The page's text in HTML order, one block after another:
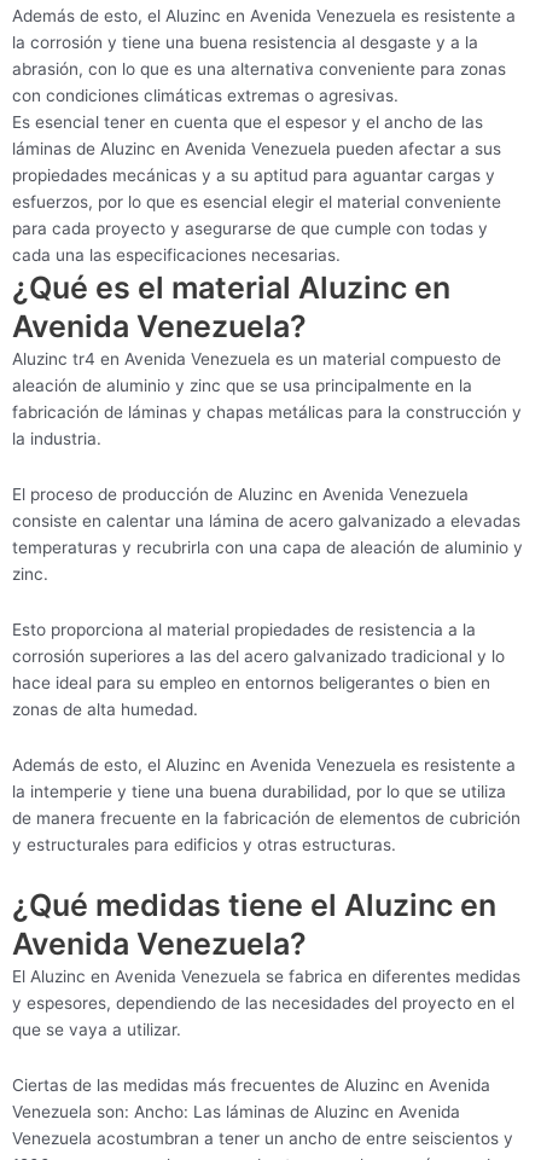
Además de esto, el Aluzinc en Avenida Venezuela es resistente a
la corrosión y tiene una buena resistencia al desgaste y a la
abrasión, con lo que es una alternativa conveniente para zonas
con condiciones climáticas extremas o agresivas.
Es esencial tener en cuenta que el espesor y el ancho de las
láminas de Aluzinc en Avenida Venezuela pueden afectar a sus
propiedades mecánicas y a su aptitud para aguantar cargas y
esfuerzos, por lo que es esencial elegir el material conveniente
para cada proyecto y asegurarse de que cumple con todas y
cada una las especificaciones necesarias.
¿Qué es el material Aluzinc en
Avenida Venezuela?
Aluzinc tr4 en Avenida Venezuela es un material compuesto de
aleación de aluminio y zinc que se usa principalmente en la
fabricación de láminas y chapas metálicas para la construcción y
la industria.
El proceso de producción de Aluzinc en Avenida Venezuela
consiste en calentar una lámina de acero galvanizado a elevadas
temperaturas y recubrirla con una capa de aleación de aluminio y
zinc.
Esto proporciona al material propiedades de resistencia a la
corrosión superiores a las del acero galvanizado tradicional y lo
hace ideal para su empleo en entornos beligerantes o bien en
zonas de alta humedad.
Además de esto, el Aluzinc en Avenida Venezuela es resistente a
la intemperie y tiene una buena durabilidad, por lo que se utiliza
de manera frecuente en la fabricación de elementos de cubrición
y estructurales para edificios y otras estructuras.
¿Qué medidas tiene el Aluzinc en
Avenida Venezuela?
El Aluzinc en Avenida Venezuela se fabrica en diferentes medidas
y espesores, dependiendo de las necesidades del proyecto en el
que se vaya a utilizar.
Ciertas de las medidas más frecuentes de Aluzinc en Avenida
Venezuela son: Ancho: Las láminas de Aluzinc en Avenida
Venezuela acostumbran a tener un ancho de entre seiscientos y